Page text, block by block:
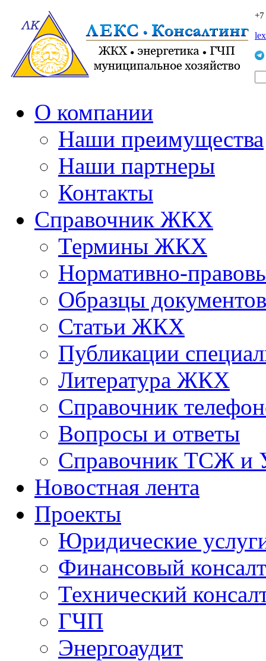
О компании
Наши преимущества
Наши партнеры
Контакты
Справочник ЖКХ
Термины ЖКХ
Нормативно-
Образцы документов
Статьи ЖКХ
Публикации
Литература ЖКХ
Справочник
Вопросы и ответы
Справочник ТСЖ и
Новостная лента
Проекты
Юридические
Финансовый
Технический
ГЧП
Энергоаудит